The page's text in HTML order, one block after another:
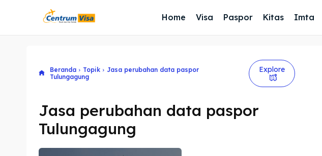
Home Visa Paspor Kitas Imta
Beranda Topik
Jasa perubahan data paspor
Tulungagung
Explore
Jasa perubahan data paspor
Tulungagung